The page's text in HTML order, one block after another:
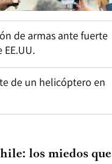
de armas ante fuerte
de un helicóptero en
los miedos que